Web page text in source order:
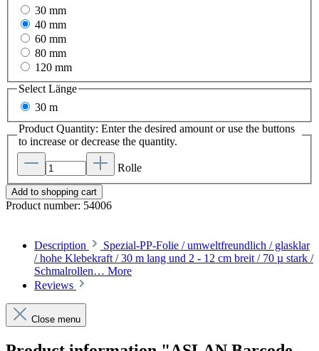
30 mm
40 mm
60 mm
80 mm
120 mm
SelectLänge
30 m
Product Quantity: Enter the desired amount or use the buttons
to increase or decrease the quantity.
Rolle
Add to shopping cart
Product number: 54006
Description
Spezial-PP-Folie / umweltfreundlich / glasklar
/ hohe Klebekraft / 30 m lang und 2 - 12 cm breit / 70 µ stark /
Schmalrollen… More
Reviews
Close menu